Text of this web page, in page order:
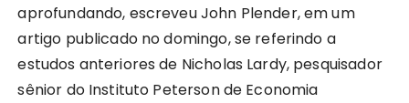
aprofundando, escreveu John Plender, em um
artigo publicado no domingo, se referindo a
estudos anteriores de Nicholas Lardy, pesquisador
sênior do Instituto Peterson de Economia